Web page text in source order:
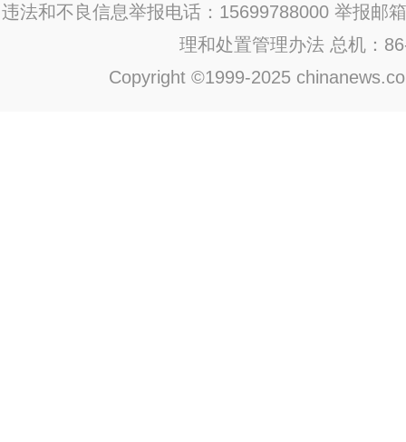
违法和不良信息举报电话：15699788000 举报邮
理和处置管理办法 总机：
Copyright ©1999-2025